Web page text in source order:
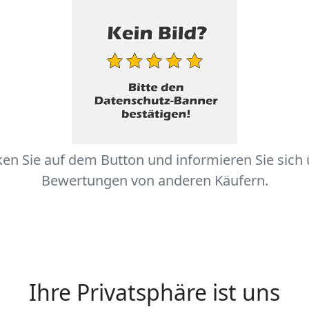
Sie auf dem Button und informieren Sie sich
Bewertungen von anderen Käufern.
Ihre Privatsphäre ist uns